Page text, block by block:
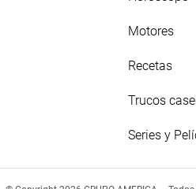
Motores
Recetas
Trucos
Series y